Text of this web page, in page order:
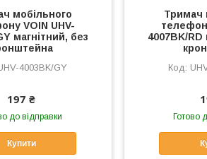
мобільного
VOIN UHV-
магнітний, без
4003BK/GY
197 ₴
до відправки
Купити
Тримач
4007BK/RD
Готово